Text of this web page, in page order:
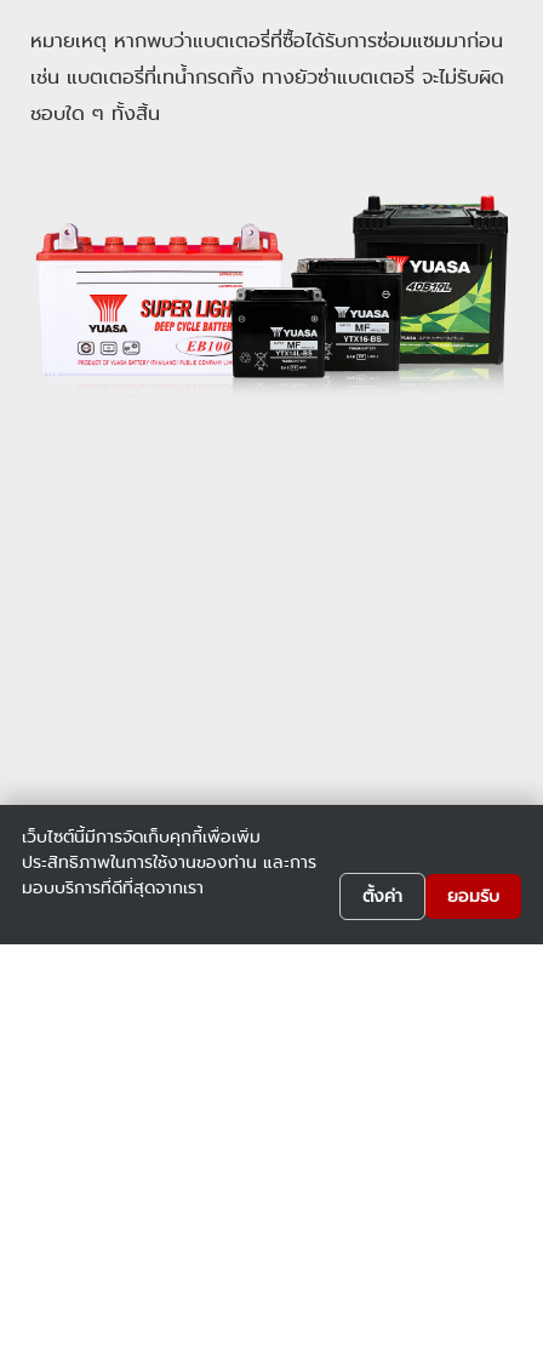
หมายเหตุ หากพบว่าแบตเตอรี่ที่ซื้อได้รับการซ่อมแซมมาก่อน
เช่น แบตเตอรี่ที่เทน้ำกรดทิ้ง ทางยัวซ่าแบตเตอรี่ จะไม่รับผิด
ชอบใด ๆ ทั้งสิ้น
เว็บไซต์นี้มีการจัดเก็บคุกกี้เพื่อเพิ่ม
ประสิทธิภาพในการใช้งานของท่าน และการ
มอบบริการที่ดีที่สุดจากเรา
ตั้งค่า ยอมรับ